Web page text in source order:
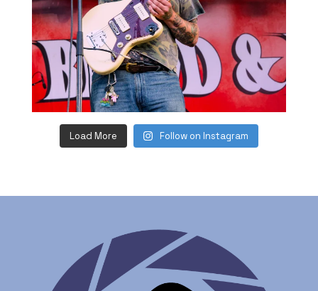
Load More Follow on Instagram